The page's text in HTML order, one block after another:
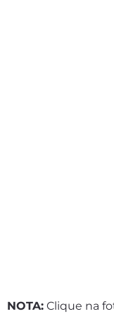
NOTA: Clique na